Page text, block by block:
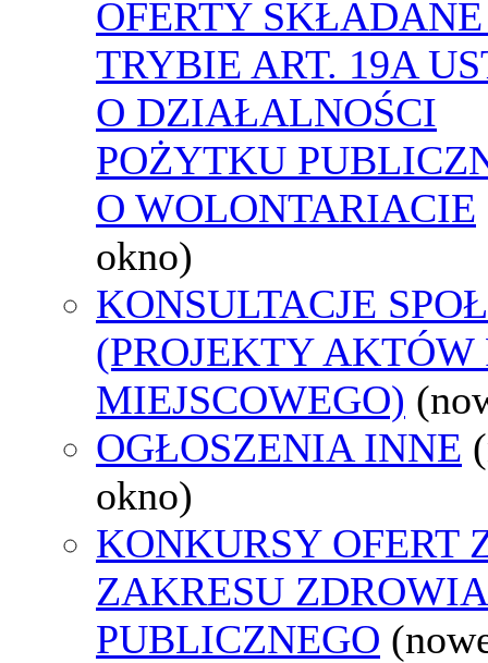
OFERTY
TRYBIE ART. 19A
O DZIAŁALNOŚCI
POŻYTKU
O WOLONTARIACIE
okno)
KONSULTACJE
(PROJEKTY AKTÓW
MIEJSCOWEGO)
OGŁOSZENIA INNE
okno)
KONKURSY OFERT
ZAKRESU ZDROWIA
PUBLICZNEGO